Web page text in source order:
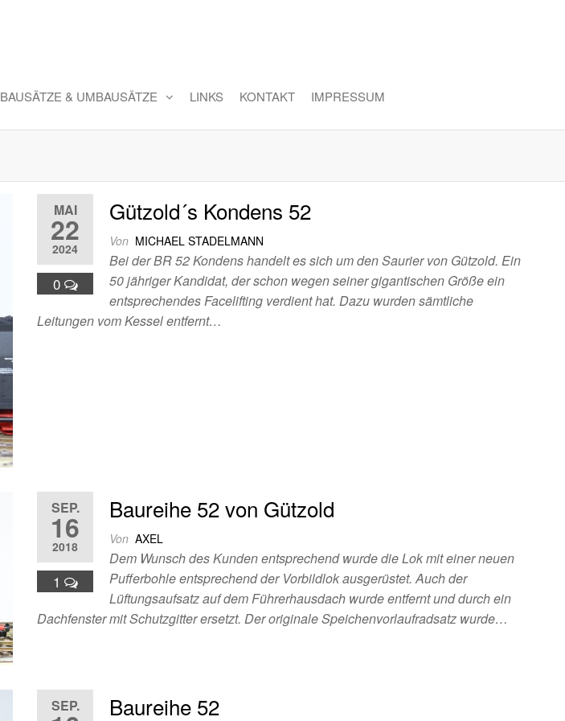
BAUSÄTZE & UMBAUSÄTZE LINKS KONTAKT IMPRESSUM
MAI
22
2024
0
Gützold´s Kondens 52
Von MICHAEL STADELMANN
Bei der BR 52 Kondens handelt es sich um den Saurier von Gützold. Ein
50 jähriger Kandidat, der schon wegen seiner gigantischen Größe ein
entsprechendes Facelifting verdient hat. Dazu wurden sämtliche
Leitungen vom Kessel entfernt…
SEP.
16
2018
1
Baureihe 52 von Gützold
Von AXEL
Dem Wunsch des Kunden entsprechend wurde die Lok mit einer neuen
Pufferbohle entsprechend der Vorbildlok ausgerüstet. Auch der
Lüftungsaufsatz auf dem Führerhausdach wurde entfernt und durch ein
Dachfenster mit Schutzgitter ersetzt. Der originale Speichenvorlaufradsatz wurde…
SEP. Baureihe 52